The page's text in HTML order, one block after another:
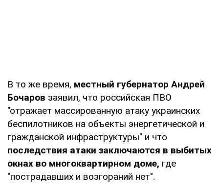
В то же время, местный губернатор Андрей
Бочаров заявил, что российская ПВО
"отражает массированную атаку украинских
беспилотников на объекты энергетической и
гражданской инфраструктуры" и что
последствия атаки заключаются в выбитых
окнах во многоквартирном доме, где
"пострадавших и возгораний нет".